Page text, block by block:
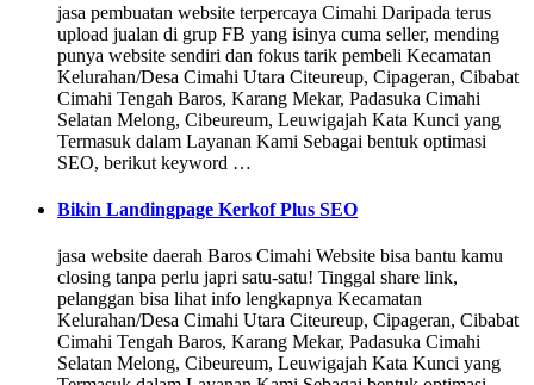
jasa pembuatan website terpercaya Cimahi Daripada terus
upload jualan di grup FB yang isinya cuma seller, mending
punya website sendiri dan fokus tarik pembeli Kecamatan
Kelurahan/Desa Cimahi Utara Citeureup, Cipageran, Cibabat
Cimahi Tengah Baros, Karang Mekar, Padasuka Cimahi
Selatan Melong, Cibeureum, Leuwigajah Kata Kunci yang
Termasuk dalam Layanan Kami Sebagai bentuk optimasi
SEO, berikut keyword …
Bikin Landingpage Kerkof Plus SEO
jasa website daerah Baros Cimahi Website bisa bantu kamu
closing tanpa perlu japri satu-satu! Tinggal share link,
pelanggan bisa lihat info lengkapnya Kecamatan
Kelurahan/Desa Cimahi Utara Citeureup, Cipageran, Cibabat
Cimahi Tengah Baros, Karang Mekar, Padasuka Cimahi
Selatan Melong, Cibeureum, Leuwigajah Kata Kunci yang